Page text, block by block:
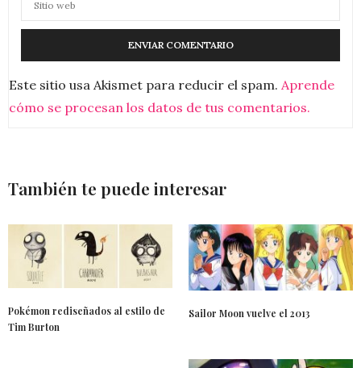
Este sitio usa Akismet para reducir el spam. Aprende
cómo se procesan los datos de tus comentarios.
También te puede interesar
Pokémon rediseñados al estilo de
Tim Burton
Sailor Moon vuelve el 2013